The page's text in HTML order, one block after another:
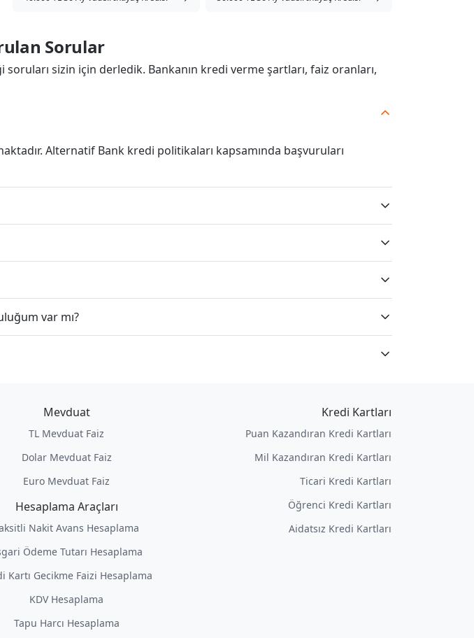
Sorular
soruları sizin için derledik. Bankanın kredi verme şartları, faiz oranları,
Alternatif Bank kredi politikaları kapsamında başvuruları
var mı?
Mevduat
TL Mevduat Faiz
Dolar Mevduat Faiz
Euro Mevduat Faiz
Hesaplama Araçları
Nakit Avans Hesaplama
Ödeme Tutarı Hesaplama
Kartı Gecikme Faizi Hesaplama
KDV Hesaplama
Tapu Harcı Hesaplama
Kredi Kartları
Puan Kazandıran Kredi Kartları
Mil Kazandıran Kredi Kartları
Ticari Kredi Kartları
Öğrenci Kredi Kartları
Aidatsız Kredi Kartları